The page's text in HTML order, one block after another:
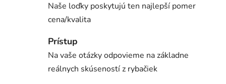
Naše loďky poskytujú ten najlepší pomer
cena/kvalita
Prístup
Na vaše otázky odpovieme na základne
reálnych skúseností z rybačiek